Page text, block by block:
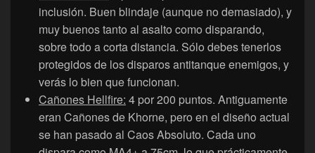
inclusión. Buen blindaje (aunque no demasiado), y
muy buenos tanto al asalto como disparando,
sobre todo a corta distancia. Sólo debes tenerlos
protegidos de los disparos antitanque enemigos, y
verás lo bien que funcionan.
Cañones Hellfire: 4 por 200 puntos. Antiguamente
eran Cañones de Khorne, pero en el diseño actual
se han pasado al Caos Absoluto. Cada uno